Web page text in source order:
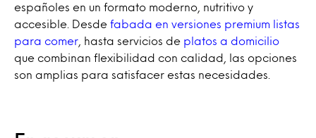
españoles en un formato moderno, nutritivo y
accesible. Desde fabada en versiones premium listas
para comer , hasta servicios de platos a domicilio
que combinan flexibilidad con calidad, las opciones
son amplias para satisfacer estas necesidades.